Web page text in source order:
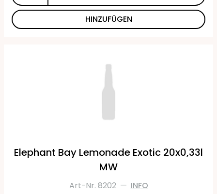
HINZUFÜGEN
Elephant Bay Lemonade Exotic 20x0,33l
MW
Art-Nr. 8202 — INFO